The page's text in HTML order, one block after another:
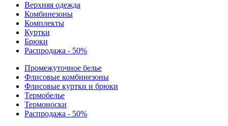
Верхняя одежда
Комбинезоны
Комплекты
Куртки
Брюки
Распродажа - 50%
Промежуточное белье
Флисовые комбинезоны
Флисовые куртки и брюки
Термобелье
Термоноски
Распродажа - 50%